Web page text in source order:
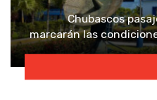
Chubascos
marcarán las